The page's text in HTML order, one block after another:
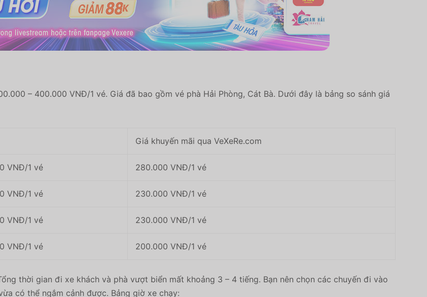
– 400.000 VNĐ/1 vé. Giá đã bao gồm vé phà Hải Phòng, Cát Bà. Dưới đây là bảng so sánh giá
Giá khuyến mãi qua VeXeRe.com
VNĐ/1 vé 280.000 VNĐ/1 vé
VNĐ/1 vé 230.000 VNĐ/1 vé
VNĐ/1 vé 230.000 VNĐ/1 vé
VNĐ/1 vé 200.000 VNĐ/1 vé
thời gian đi xe khách và phà vượt biển mất khoảng 3 – 4 tiếng. Bạn nên chọn các chuyến đi vào
có thể ngắm cảnh được. Bảng giờ xe chạy: